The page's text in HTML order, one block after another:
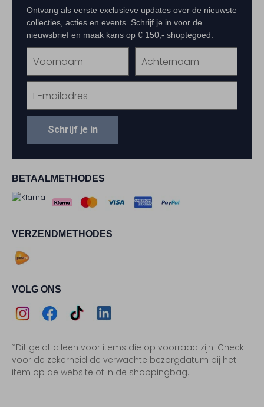
BETAALMETHODES
VERZENDMETHODES
VOLG ONS
Instagram
Facebook
TikTokLinkedIn
*Dit geldt alleen voor items die op voorraad zijn. Check
voor de zekerheid de verwachte bezorgdatum bij het
item op de website of in de shoppingbag.
Ontvang als eerste exclusieve updates over de nieuwste
collecties, acties en events. Schrijf je in voor de
nieuwsbrief en maak kans op € 150,- shoptegoed.
Schrijf je in